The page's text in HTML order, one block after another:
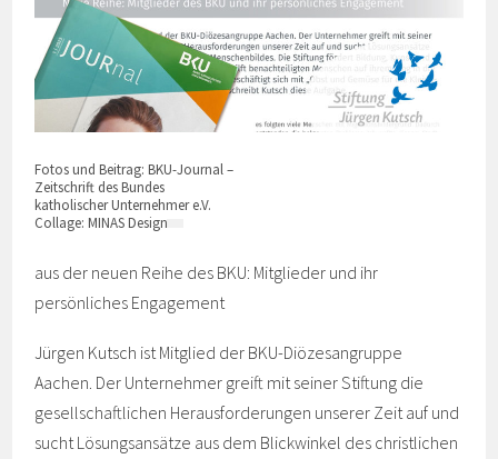
Fotos und Beitrag: BKU-Journal –
Zeitschrift des Bundes
katholischer Unternehmer e.V.
Collage: MINAS Design
aus der neuen Reihe des BKU: Mitglieder und ihr
persönliches Engagement
Jürgen Kutsch ist Mitglied der BKU-Diözesangruppe
Aachen. Der Unternehmer greift mit seiner Stiftung die
gesellschaftlichen Herausforderungen unserer Zeit auf und
sucht Lösungsansätze aus dem Blickwinkel des christlichen